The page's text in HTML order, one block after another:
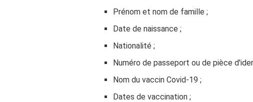
Prénom et nom de famille ;
Date de naissance ;
Nationalité ;
Numéro de passeport ou de pièce
Nom du vaccin Covid-19 ;
Dates de vaccination ;